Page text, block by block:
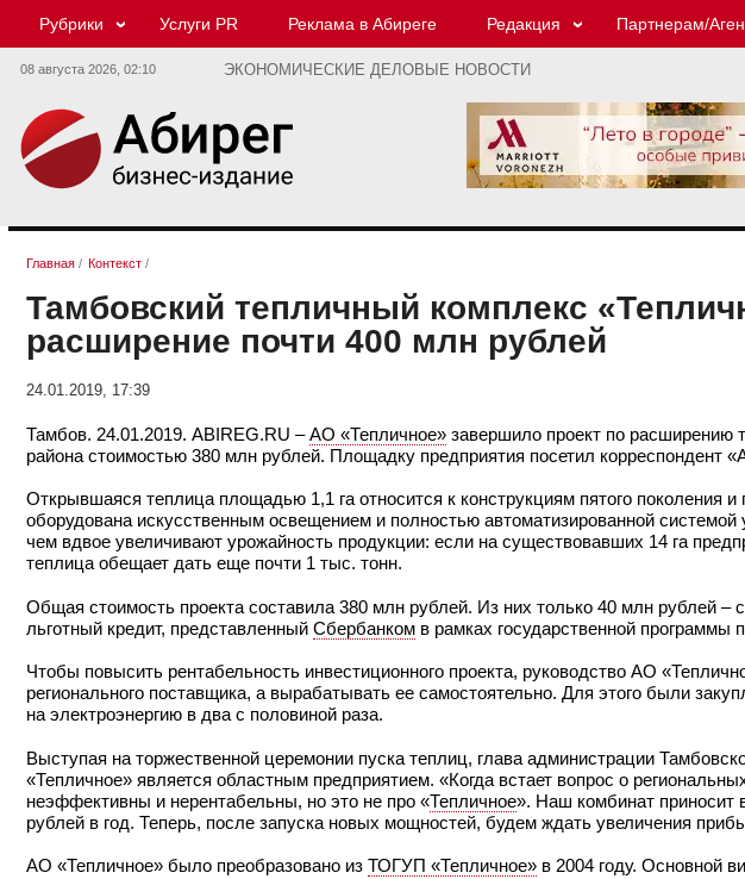
Рубрики Услуги PR Реклама в Абиреге Редакция Партнерам/
08 августа 2026, 02:10 ЭКОНОМИЧЕСКИЕ ДЕЛОВЫЕ НОВОСТИ
Главная / Контекст /
Тамбовский тепличный комплекс
расширение почти 400 млн рублей
24.01.2019, 17:39
Тамбов. 24.01.2019. ABIREG.RU –АО «Тепличное» завершило проект по расширению
района стоимостью 380 млн рублей. Площадку предприятия посетил корреспондент
Открывшаяся теплица площадью 1,1 га относится к конструкциям пятого поколения
оборудована искусственным освещением и полностью автоматизированной
чем вдвое увеличивают урожайность продукции: если на существовавших 14 га
теплица обещает дать еще почти 1 тыс. тонн.
Общая стоимость проекта составила 380 млн рублей. Из них только 40 млн рублей –
льготный кредит, представленный Сбербанком в рамках государственной программы
Чтобы повысить рентабельность инвестиционного проекта, руководство АО
регионального поставщика, а вырабатывать ее самостоятельно. Для этого были
на электроэнергию в два с половиной раза.
Выступая на торжественной церемонии пуска теплиц, глава администрации
«Тепличное» является областным предприятием. «Когда встает вопрос о
неэффективны и нерентабельны, но это не про «Тепличное». Наш комбинат
рублей в год. Теперь, после запуска новых мощностей, будем ждать увеличения
АО «Тепличное» было преобразовано из ТОГУП «Тепличное» в 2004 году. Основной